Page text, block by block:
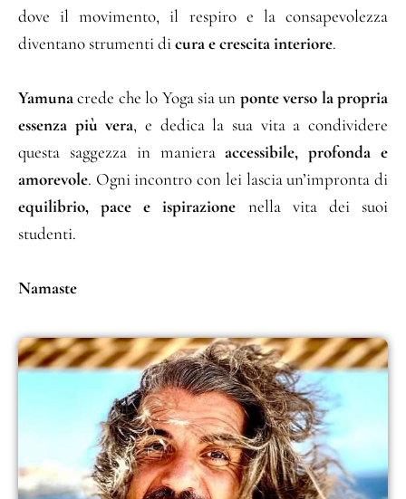
dove il movimento, il respiro e la consapevolezza
diventano strumenti dicura e crescita interiore.
Yamunacrede che lo Yoga sia un ponte verso la propria
essenza più vera, e dedica la sua vita a condividere
questa saggezza in manieraaccessibile, profonda e
amorevole. Ogni incontro con lei lascia un’impronta di
equilibrio, pace e ispirazione nella vita dei suoi
studenti.
Namaste